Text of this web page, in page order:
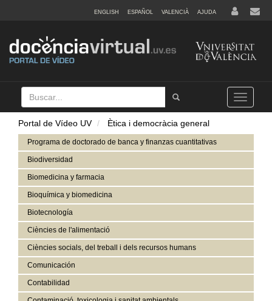
ENGLISH ESPAÑOL VALENCIÀ AJUDA
Buscar
Tramet
Toggle
navigation
Portal de Vídeo UV Ètica i democràcia general
Programa de doctorado de banca y finanzas cuantitativas
Biodiversidad
Biomedicina y farmacia
Bioquímica y biomedicina
Biotecnología
Ciències de l'alimentació
Ciències socials, del treball i dels recursos humans
Comunicación
Contabilidad